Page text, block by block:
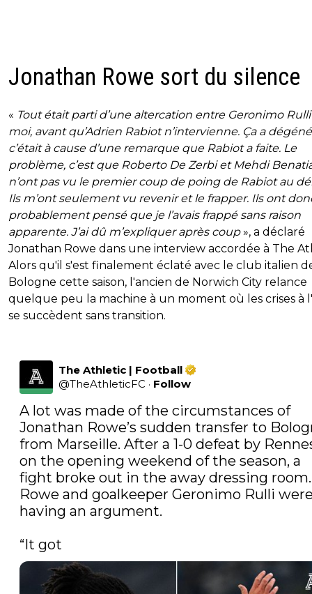
Jonathan Rowe sort du silence
« Tout était parti d’une altercation entre Geronimo
moi, avant qu’Adrien Rabiot n’intervienne. Ça a
c’était à cause d’une remarque que Rabiot a faite. Le
problème, c’est que Roberto De Zerbi et Mehdi
n’ont pas vu le premier coup de poing de Rabiot au
Ils m’ont seulement vu revenir et le frapper. Ils ont
probablement pensé que je l’avais frappé sans raison
apparente. J’ai dû m’expliquer après coup», a déclaré
Jonathan Rowe dans une interview accordée à The
Alors qu'il s'est finalement éclaté avec le club italien
Bologne cette saison, l'ancien de Norwich City relance
quelque peu la machine à un moment où les crises à
se succèdent sans transition.
The Athletic | Football
@TheAthleticFC · Follow
A lot was made of the circumstances of
Jonathan Rowe’s sudden transfer to
from Marseille. After a 1-0 defeat by
on the opening weekend of the season, a
fight broke out in the away dressing room.
Rowe and goalkeeper Geronimo Rulli
having an argument.
“It got